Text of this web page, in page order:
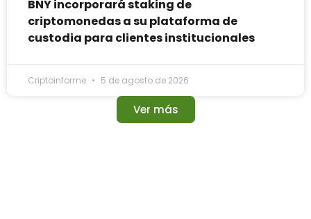
BNY incorporará staking de
criptomonedas a su plataforma de
custodia para clientes institucionales
Criptoinforme 5 de agosto de 2026
Ver más